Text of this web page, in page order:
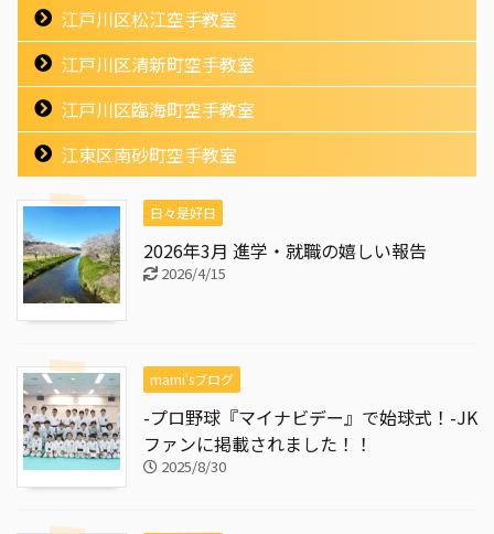
江戸川区松江空手教室
江戸川区清新町空手教室
江戸川区臨海町空手教室
江東区南砂町空手教室
日々是好日
2026年3月 進学・就職の嬉しい報告
2026/4/15
mami'sブログ
-プロ野球『マイナビデー』で始球式！-JK
ファンに掲載されました！！
2025/8/30